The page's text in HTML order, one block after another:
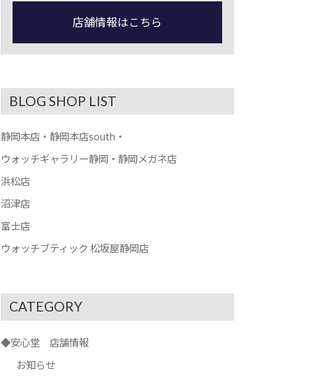
店舗情報はこちら
BLOG SHOP LIST
静岡本店・静岡本店south・
ウォッチギャラリー静岡・静岡メガネ店
浜松店
沼津店
富士店
ウォッチブティック 松坂屋静岡店
CATEGORY
◆安心堂 店舗情報
お知らせ